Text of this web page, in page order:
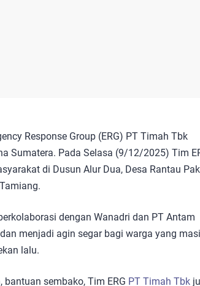
Response Group (ERG) PT Timah Tbk
Sumatera. Pada Selasa (9/12/2025) Tim
di Dusun Alur Dua, Desa Rantau
dengan Wanadri dan PT Antam
menjadi agin segar bagi warga yang
lalu.
sembako, Tim ERG PT Timah Tbk